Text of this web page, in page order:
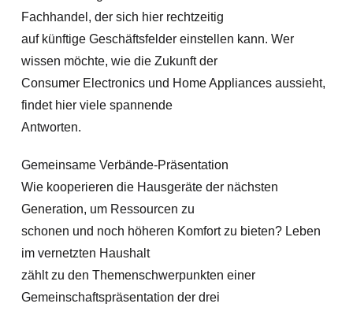
Fachhandel, der sich hier rechtzeitig
auf künftige Geschäftsfelder einstellen kann. Wer
wissen möchte, wie die Zukunft der
Consumer Electronics und Home Appliances aussieht,
findet hier viele spannende
Antworten.
Gemeinsame Verbände-Präsentation
Wie kooperieren die Hausgeräte der nächsten
Generation, um Ressourcen zu
schonen und noch höheren Komfort zu bieten? Leben
im vernetzten Haushalt
zählt zu den Themenschwerpunkten einer
Gemeinschaftspräsentation der drei